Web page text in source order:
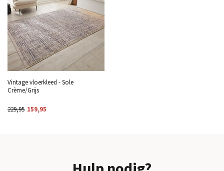
Vintage vloerkleed - Sole
Crème/Grijs
229,95 159,95